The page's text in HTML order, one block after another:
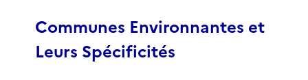
Communes Environnantes et
Leurs Spécificités